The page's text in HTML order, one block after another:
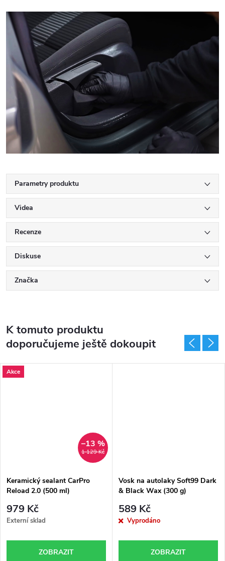
Parametry produktu
Videa
Recenze
Diskuse
Značka
K tomuto produktu
doporučujeme ještě dokoupit
Akce
1 129 Kč
–13 %
Keramický sealant CarPro
Reload 2.0 (500 ml)
979 Kč
Externí sklad
ZOBRAZIT
Vosk na autolaky Soft99 Dark
& Black Wax (300 g)
589 Kč
Vyprodáno
ZOBRAZIT